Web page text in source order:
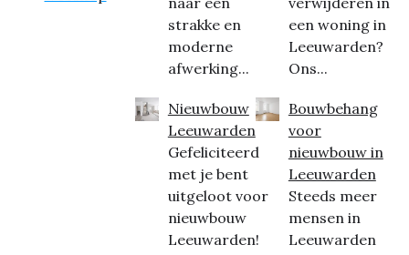
strakke en
moderne
afwerking...
Nieuwbouw
Leeuwarden
Gefeliciteerd
met je bent
uitgeloot voor
nieuwbouw
Leeuwarden!
een woning in
Leeuwarden?
Ons...
Bouwbehang
voor
nieuwbouw in
Leeuwarden
Steeds meer
mensen in
Leeuwarden